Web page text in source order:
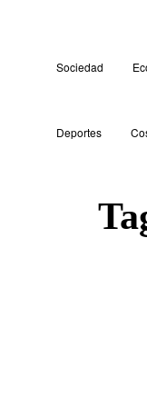
Sociedad
Deportes